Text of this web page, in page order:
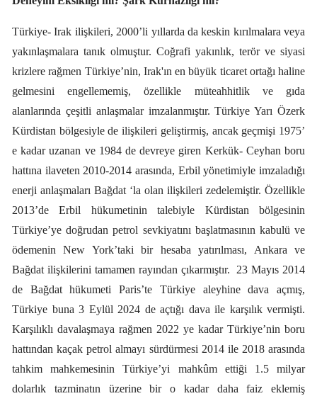
Türkiye- Irak ilişkileri, 2000’li yıllarda da keskin kırılmalara veya
yakınlaşmalara tanık olmuştur. Coğrafi yakınlık, terör ve siyasi
krizlere rağmen Türkiye’nin, Irak'ın en büyük ticaret ortağı haline
gelmesini engellememiş, özellikle müteahhitlik ve gıda
alanlarında çeşitli anlaşmalar imzalanmıştır. Türkiye Yarı Özerk
Kürdistan bölgesiyle de ilişkileri geliştirmiş, ancak geçmişi 1975’
e kadar uzanan ve 1984 de devreye giren Kerkük- Ceyhan boru
hattına ilaveten 2010-2014 arasında, Erbil yönetimiyle imzaladığı
enerji anlaşmaları Bağdat ‘la olan ilişkileri zedelemiştir. Özellikle
2013’de Erbil hükumetinin talebiyle Kürdistan bölgesinin
Türkiye’ye doğrudan petrol sevkiyatını başlatmasının kabulü ve
ödemenin New York’taki bir hesaba yatırılması, Ankara ve
Bağdat ilişkilerini tamamen rayından çıkarmıştır.
23 Mayıs 2014
de Bağdat hükumeti Paris’te Türkiye aleyhine dava açmış,
Türkiye buna 3 Eylül 2024 de açtığı dava ile karşılık vermişti.
Karşılıklı davalaşmaya rağmen 2022 ye kadar Türkiye’nin boru
hattından kaçak petrol almayı sürdürmesi 2014 ile 2018 arasında
tahkim mahkemesinin Türkiye’yi mahkûm ettiği 1.5 milyar
dolarlık tazminatın üzerine bir o kadar daha faiz eklemiş